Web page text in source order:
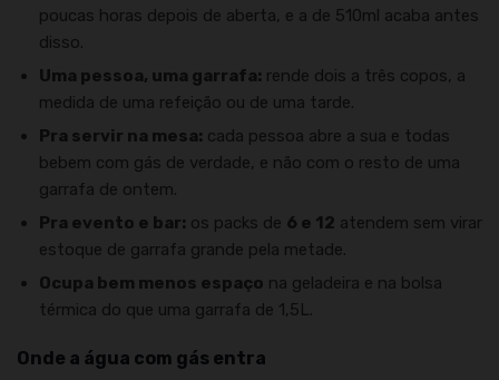
poucas horas depois de aberta, e a de 510ml acaba antes
disso.
Uma pessoa, uma garrafa: rende dois a três copos, a
medida de uma refeição ou de uma tarde.
Pra servir na mesa: cada pessoa abre a sua e todas
bebem com gás de verdade, e não com o resto de uma
garrafa de ontem.
Pra evento e bar: os packs de 6 e 12 atendem sem virar
estoque de garrafa grande pela metade.
Ocupa bem menos espaço na geladeira e na bolsa
térmica do que uma garrafa de 1,5L.
Onde a água com gás entra